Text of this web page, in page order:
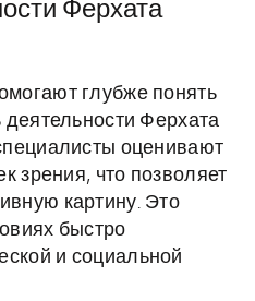
Ферхата
глубже понять
деятельности Ферхата
оценивают
зрения, что позволяет
картину. Это
быстро
и социальной